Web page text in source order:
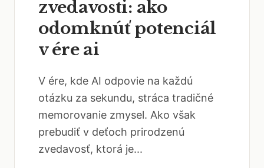
zvedavosti: ako
odomknúť potenciál
v ére ai
V ére, kde AI odpovie na každú
otázku za sekundu, stráca tradičné
memorovanie zmysel. Ako však
prebudiť v deťoch prirodzenú
zvedavosť, ktorá je...